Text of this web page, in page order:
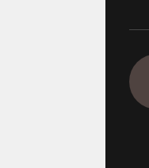
1491-4-1 - VBG E01